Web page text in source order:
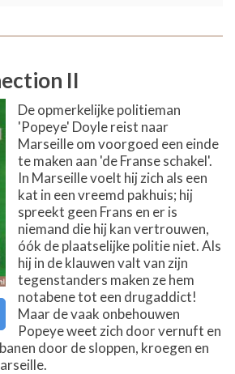
II
De opmerkelijke politieman
'Popeye' Doyle reist naar
Marseille om voorgoed een einde
te maken aan 'de Franse schakel'.
In Marseille voelt hij zich als een
kat in een vreemd pakhuis; hij
spreekt geen Frans en er is
niemand die hij kan vertrouwen,
óók de plaatselijke politie niet. Als
hij in de klauwen valt van zijn
tegenstanders maken ze hem
notabene tot een drugaddict!
Maar de vaak onbehouwen
Popeye weet zich door vernuft en
door de sloppen, kroegen en